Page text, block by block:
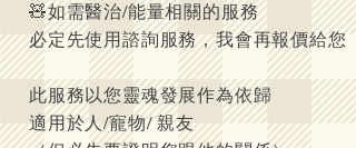
🧸如需醫治/能量相關的服務
必定先使用諮詢服務，我會再報價給您
此服務以您靈魂發展作為依歸
適用於人/寵物/ 親友